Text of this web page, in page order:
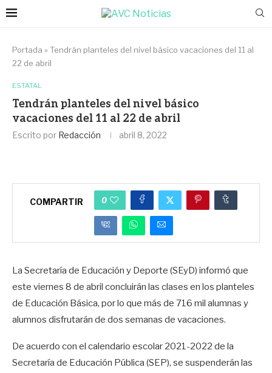
Portada » Tendrán planteles del nivel básico vacaciones del 11 al
22 de abril
ESTATAL
Tendrán planteles del nivel básico
vacaciones del 11 al 22 de abril
Escrito por Redacción abril 8, 2022
COMPARTIR 0
La Secretaría de Educación y Deporte (SEyD) informó que
este viernes 8 de abril concluirán las clases en los planteles
de Educación Básica, por lo que más de 716 mil alumnas y
alumnos disfrutarán de dos semanas de vacaciones.
De acuerdo con el calendario escolar 2021-2022 de la
Secretaría de Educación Pública (SEP), se suspenderán las